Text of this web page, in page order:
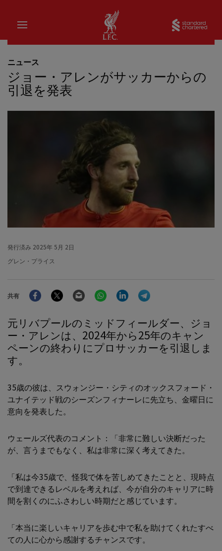
家
ニュース
ジョー・アレンがサッカーからの
引退を発表
発行済み 2025年 5月 2日
グレン・プライス
共有
FacebookTwitter Email WhatsAppLinkedIn
元リバプールのミッドフィールダー、ジョ
ー・アレンは、2024年から25年のキャン
ペーンの終わりにプロサッカーを引退しま
す。
35歳の彼は、スウォンジー・シティのオックスフォード・
ユナイテッド戦のシーズンフィナーレに先立ち、金曜日に
意向を発表した。
ウェールズ代表のコメント：「非常に難しい決断だった
が、言うまでもなく、私は非常に深く考えてきた。
「私は今35歳で、怪我で体を苦しめてきたことと、現時点
で到達できるレベルを考えれば、今が自分のキャリアに時
間を割くのにふさわしい時期だと感じています。
「本当に楽しいキャリアを歩む中で私を助けてくれたすべ
ての人に心から感謝するチャンスです。